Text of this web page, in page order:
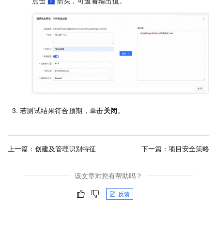
若测试结果符合预期，单击关闭。
上一篇： 创建及管理识别特征 下一篇： 项目安全策略
该文章对您有帮助吗？
反馈